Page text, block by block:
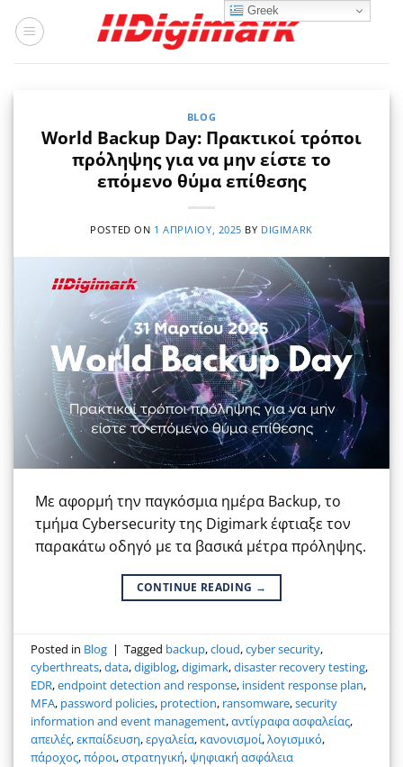
στο
BLOG
World Backup Day: Πρακτικοί τρόποι
πρόληψης για να μην είστε το
επόμενο θύμα επίθεσης
POSTED ON 1 ΑΠΡΙΛΊΟΥ, 2025 BY DIGIMARK
Με αφορμή την παγκόσμια ημέρα Backup, το
τμήμα Cybersecurity της Digimark έφτιαξε τον
παρακάτω οδηγό με τα βασικά μέτρα πρόληψης.
CONTINUE READING →
Posted in Blog | Tagged backup,cloud,cyber security,
cyberthreats,data,digiblog,digimark,disaster recovery testing,
EDR,endpoint detection and response, insident response plan,
MFA, password policies, protection, ransomware,security
information and event management,αντίγραφα ασφαλείας,
απειλές,εκπαίδευση,εργαλεία, κανονισμοί,λογισμικό,
πάροχος,πόροι,στρατηγική, ψηφιακή ασφάλεια
Greek